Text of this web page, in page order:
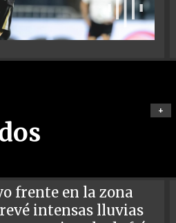
+
frente en la zona
intensas lluvias